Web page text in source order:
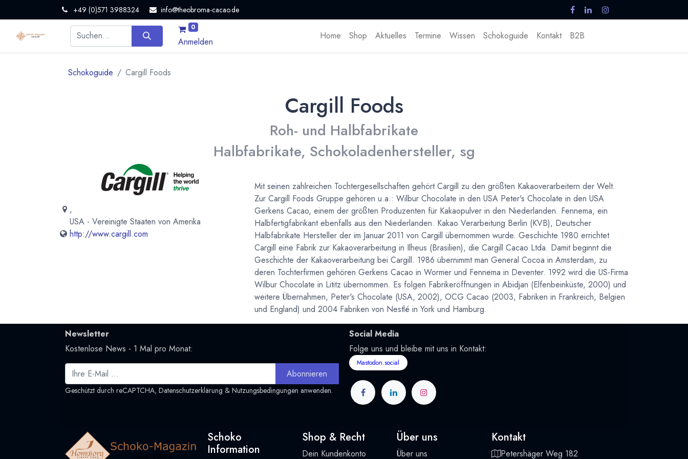
+49 (0)571 3988324 info@theobroma-cacao.de
0
Anmelden
Home Shop Aktuelles Termine Wissen Schokoguide Kontakt B2B
Schokoguide Cargill Foods
Cargill Foods
Roh- und Halbfabrikate
Halbfabrikate, Schokoladenhersteller, sg
,
USA - Vereinigte Staaten von Amerika
http://www.cargill.com
Mit seinen zahlreichen Tochtergesellschaften gehört Cargill zu den größten Kakaoverarbeitern der Welt.
Zur Cargill Foods Gruppe gehören u.a.: Wilbur Chocolate in den USA Peter's Chocolate in den USA
Gerkens Cacao, einem der größten Produzenten für Kakaopulver in den Niederlanden. Fennema, ein
Halbfertigfabrikant ebenfalls aus den Niederlanden. Kakao Verarbeitung Berlin (KVB), Deutscher
Halbfabrikate Hersteller der im Januar 2011 von Cargill übernommen wurde. Geschichte 1980 errichtet
Cargill eine Fabrik zur Kakaoverarbeitung in Ilheus (Brasilien), die Cargill Cacao Ltda. Damit beginnt die
Geschichte der Kakaoverarbeitung bei Cargill. 1986 übernimmt man General Cocoa in Amsterdam, zu
deren Tochterfirmen gehören Gerkens Cacao in Wormer und Fennema in Deventer. 1992 wird die US-Firma
Wilbur Chocolate in Lititz übernommen. Es folgen Fabrikeröffnungen in Abidjan (Elfenbeinküste, 2000) und
weitere Übernahmen, Peter's Chocolate (USA, 2002), OCG Cacao (2003, Fabriken in Frankreich, Belgien
und England) und 2004 Fabriken von Nestlé in York und Hamburg.
Newsletter
Kostenlose News - 1 Mal pro Monat:
Abonnieren
Geschützt durch reCAPTCHA, Datenschutzerklärung & Nutzungsbedingungen anwenden.
Social Media
Folge uns und bleibe mit uns in Kontakt:
Mastodon.social
Schoko
Information
Shop & Recht
Dein Kundenkonto
Über uns
Über uns
Kontakt
Petershäger Weg 182